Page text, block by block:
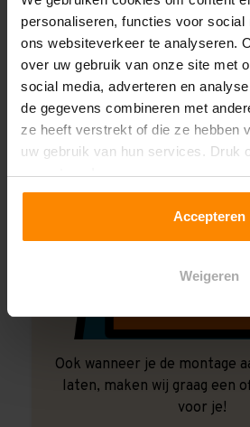
personaliseren, functies voor social
ons websiteverkeer te analyseren.
over uw gebruik van onze site met
social media, adverteren en
de gegevens combineren met
ze heeft verstrekt of die ze hebben
uw gebruik van hun services. Druk
accepteren!
Accepteren
Weigeren
Ook wanneer je de montage
laten, maken wij graag een
voor je!